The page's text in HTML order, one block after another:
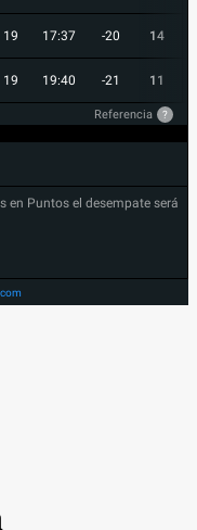
19 17:37 -20 14
19 19:40 -21 11
Referencia ?
en Puntos el desempate será